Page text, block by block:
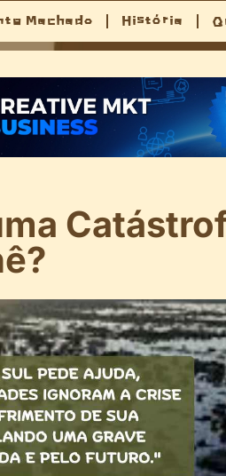
Machado História